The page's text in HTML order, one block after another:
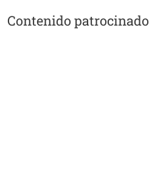
Contenido patrocinado